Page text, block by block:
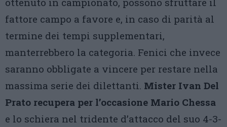
fattore campo a favore e, in caso di parità al
termine dei tempi supplementari,
manterrebbero la categoria. Fenici che invece
saranno obbligate a vincere per restare nella
massima serie dei dilettanti. Mister Ivan Del
Prato recupera per l’occasione Mario Chessa
e lo schiera nel tridente d’attacco del suo 4-3-